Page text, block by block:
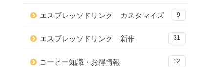
エスプレッソドリンク カスタマイズ 9
エスプレッソドリンク 新作 31
コーヒー知識・お得情報 12